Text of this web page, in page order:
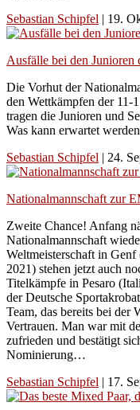
Sebastian Schipfel | 19.
Ausfälle bei den Junioren
Die Vorhut der
den Wettkämpfen der 11-
tragen die Junioren und
Was kann erwartet
Sebastian Schipfel | 24.
Nationalmannschaft zur
Zweite Chance! Anfang
Nationalmannschaft
Weltmeisterschaft in
2021) stehen jetzt auch
Titelkämpfe in Pesaro
der Deutsche
Team, das bereits bei der
Vertrauen. Man war mit
zufrieden und bestätigt
Nominierung…
Sebastian Schipfel | 17.